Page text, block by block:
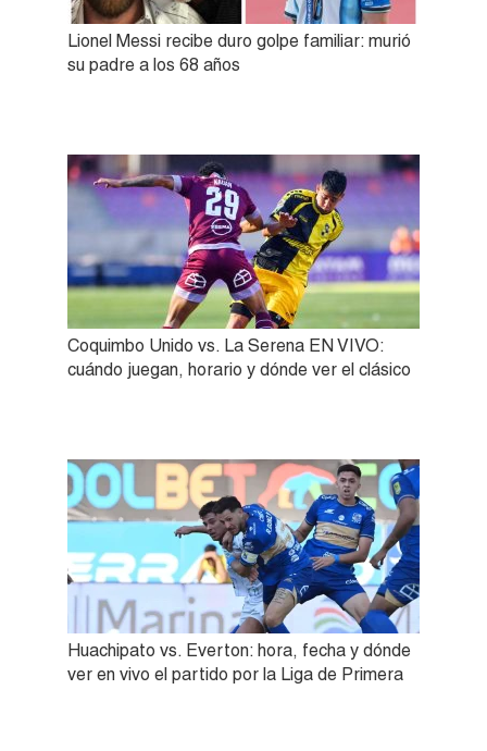
Lionel Messi recibe duro golpe familiar: murió
su padre a los 68 años
Coquimbo Unido vs. La Serena EN VIVO:
cuándo juegan, horario y dónde ver el clásico
Huachipato vs. Everton: hora, fecha y dónde
ver en vivo el partido por la Liga de Primera